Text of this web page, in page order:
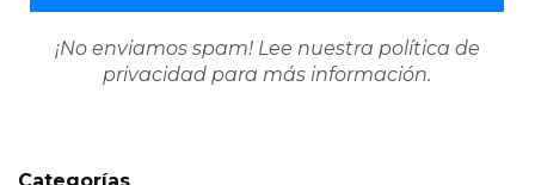
¡No enviamos spam! Lee nuestra política de
privacidad para más información.
Categorías